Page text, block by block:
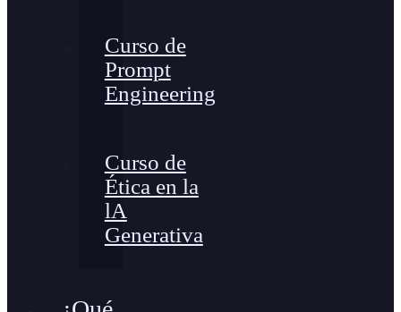
Curso de
Prompt
Engineering
Curso de
Ética en la
lA
Generativa